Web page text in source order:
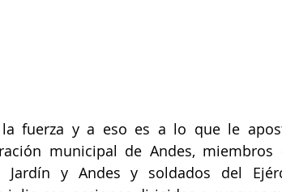
fuerza y a eso es a lo que le
municipal de Andes,
Jardín y Andes y soldados del